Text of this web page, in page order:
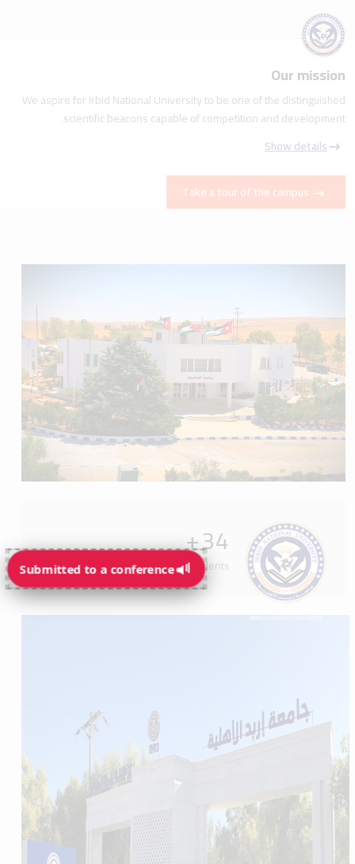
Submitted to a conference
Our mission
We aspire for Irbid National University to be one of the distinguished
scientific beacons capable of competition and development.
Show details
Take a tour of the campus
34
+
Programs available for students
Submitted to a conference